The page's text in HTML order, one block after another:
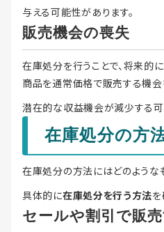
与える可能性があります。
販売機会の喪失
在庫処分を行うことで、将来的
商品を通常価格で販売する機会
潜在的な収益機会が減少する可
在庫処分の方
在庫処分の方法にはどのような
具体的に在庫処分を行う方法を
セールや割引で販